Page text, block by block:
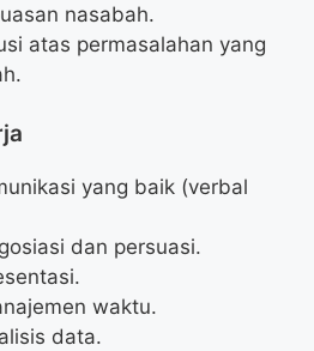
nasabah.
atas permasalahan yang
yang baik (verbal
dan persuasi.
waktu.
data.